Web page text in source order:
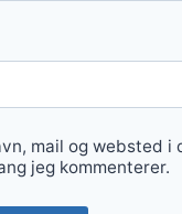
mail og websted i
jeg kommenterer.